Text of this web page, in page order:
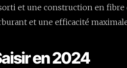
et une construction en fibre
et une efficacité
en 2024